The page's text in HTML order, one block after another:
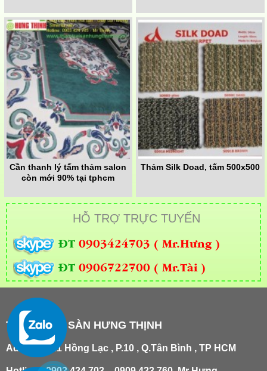
Cần thanh lý tấm thảm salon
còn mới 90% tại tphcm
Thảm Silk Doad, tấm 500x500
HỖ TRỢ TRỰC TUYẾN
ĐT 0903424703 ( Mr.Hưng )
ĐT 0906722700 ( Mr.Tài )
THẢM TRẢI SÀN HƯNG THỊNH
Add : 181/21 Hồng Lạc , P.10 , Q.Tân Bình , TP HCM